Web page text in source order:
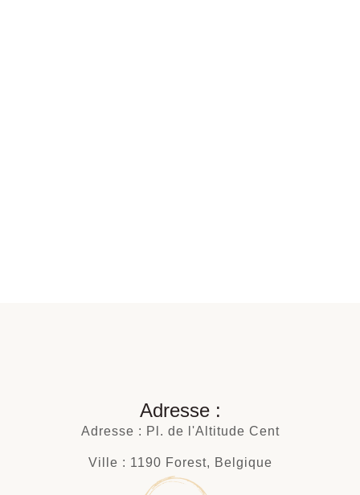
Adresse :
Adresse : Pl. de l'Altitude Cent
Ville : 1190 Forest, Belgique